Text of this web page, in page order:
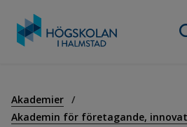
innehåll
Akademier
Akademin för företagande,
Utbildning